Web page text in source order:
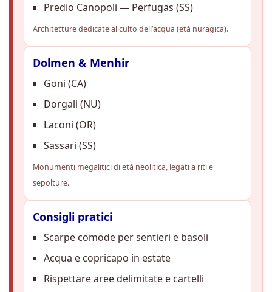
Predio Canopoli — Perfugas (SS)
Architetture dedicate al culto dell’acqua (età nuragica).
Dolmen & Menhir
Goni (CA)
Dorgali (NU)
Laconi (OR)
Sassari (SS)
Monumenti megalitici di età neolitica, legati a riti e
sepolture.
Consigli pratici
Scarpe comode per sentieri e basoli
Acqua e copricapo in estate
Rispettare aree delimitate e cartelli